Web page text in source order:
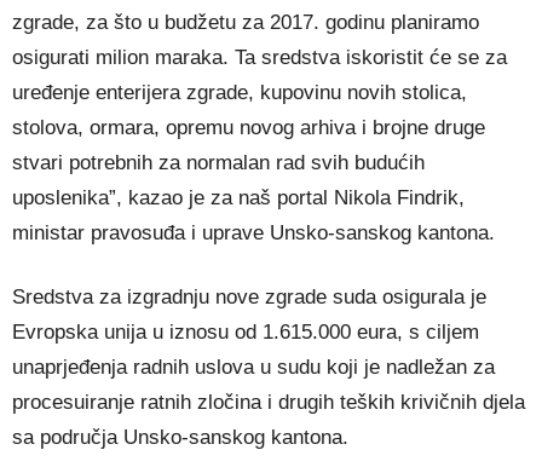
zgrade, za što u budžetu za 2017. godinu planiramo
osigurati milion maraka. Ta sredstva iskoristit će se za
uređenje enterijera zgrade, kupovinu novih stolica,
stolova, ormara, opremu novog arhiva i brojne druge
stvari potrebnih za normalan rad svih budućih
uposlenika”, kazao je za naš portal Nikola Findrik,
ministar pravosuđa i uprave Unsko-sanskog kantona.
Sredstva za izgradnju nove zgrade suda osigurala je
Evropska unija u iznosu od 1.615.000 eura, s ciljem
unaprjeđenja radnih uslova u sudu koji je nadležan za
procesuiranje ratnih zločina i drugih teških krivičnih djela
sa područja Unsko-sanskog kantona.